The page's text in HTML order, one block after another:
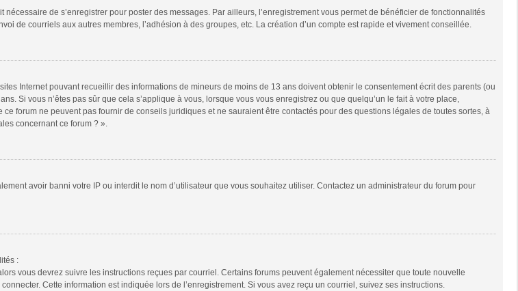
de s’enregistrer pour poster des messages. Par ailleurs, l’enregistrement vous permet de bénéficier de fonctionnalités
de courriels aux autres membres, l’adhésion à des groupes, etc. La création d’un compte est rapide et vivement conseillée.
Internet pouvant recueillir des informations de mineurs de moins de 13 ans doivent obtenir le consentement écrit des parents (ou
Si vous n’êtes pas sûr que cela s’applique à vous, lorsque vous vous enregistrez ou que quelqu’un le fait à votre place,
forum ne peuvent pas fournir de conseils juridiques et ne sauraient être contactés pour des questions légales de toutes sortes, à
concernant ce forum ? ».
avoir banni votre IP ou interdit le nom d’utilisateur que vous souhaitez utiliser. Contactez un administrateur du forum pour
:
vous devrez suivre les instructions reçues par courriel. Certains forums peuvent également nécessiter que toute nouvelle
Cette information est indiquée lors de l’enregistrement. Si vous avez reçu un courriel, suivez ses instructions.